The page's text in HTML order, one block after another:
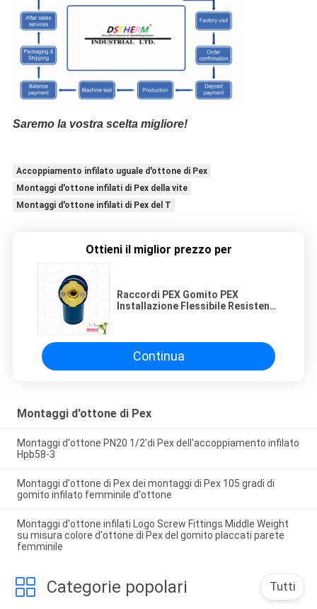
Saremo la vostra scelta migliore!
Accoppiamento infilato uguale d'ottone di Pex
Montaggi d'ottone infilati di Pex della vite
Montaggi d'ottone infilati di Pex del T
Ottieni il miglior prezzo per
Raccordi PEX Gomito PEX
Installazione Flessibile Resistente
Continua
Montaggi d'ottone di Pex
Montaggi d'ottone PN20 1/2'di Pex dell'accoppiamento infilato
Hpb58-3
Montaggi d'ottone di Pex dei montaggi di Pex 105 gradi di
gomito infilato femminile d'ottone
Montaggi d'ottone infilati Logo Screw Fittings Middle Weight
su misura colore d'ottone di Pex del gomito placcati parete
femminile
Categorie popolari Tutti